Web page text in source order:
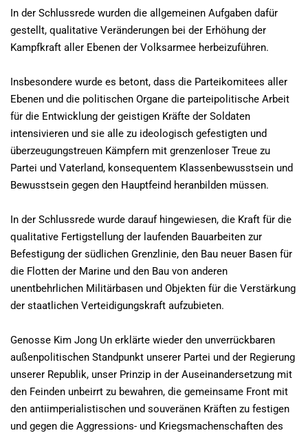
In der Schlussrede wurden die allgemeinen Aufgaben dafür
gestellt, qualitative Veränderungen bei der Erhöhung der
Kampfkraft aller Ebenen der Volksarmee herbeizuführen.
Insbesondere wurde es betont, dass die Parteikomitees aller
Ebenen und die politischen Organe die parteipolitische Arbeit
für die Entwicklung der geistigen Kräfte der Soldaten
intensivieren und sie alle zu ideologisch gefestigten und
überzeugungstreuen Kämpfern mit grenzenloser Treue zu
Partei und Vaterland, konsequentem Klassenbewusstsein und
Bewusstsein gegen den Hauptfeind heranbilden müssen.
In der Schlussrede wurde darauf hingewiesen, die Kraft für die
qualitative Fertigstellung der laufenden Bauarbeiten zur
Befestigung der südlichen Grenzlinie, den Bau neuer Basen für
die Flotten der Marine und den Bau von anderen
unentbehrlichen Militärbasen und Objekten für die Verstärkung
der staatlichen Verteidigungskraft aufzubieten.
Genosse Kim Jong Un erklärte wieder den unverrückbaren
außenpolitischen Standpunkt unserer Partei und der Regierung
unserer Republik, unser Prinzip in der Auseinandersetzung mit
den Feinden unbeirrt zu bewahren, die gemeinsame Front mit
den antiimperialistischen und souveränen Kräften zu festigen
und gegen die Aggressions- und Kriegsmachenschaften des